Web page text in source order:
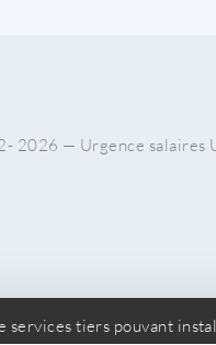
services tiers pouvant
2026 — Urgence salaires